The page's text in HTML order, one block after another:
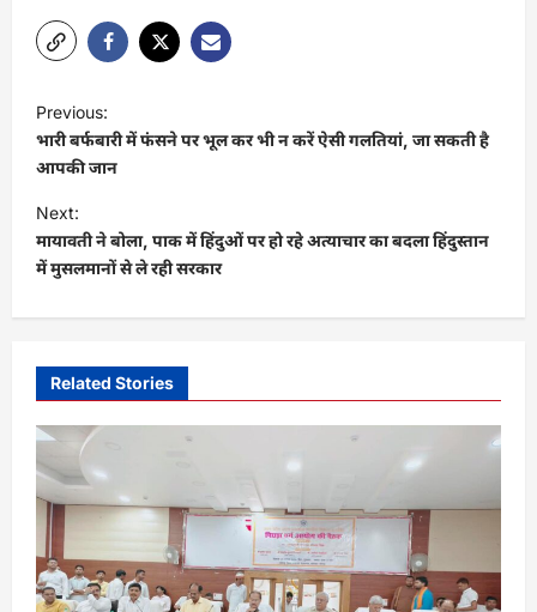
P
o
s
t
n
a
v
g
a
t
i
o
n
Previous:
भारी बर्फबारी में फंसने पर भूल कर भी न करें ऐसी गलतियां, जा सकती है
आपकी जान
Next:
मायावती ने बोला, पाक में हिंदुओं पर हो रहे अत्याचार का बदला हिंदुस्‍तान
में मुसलमानों से ले रही सरकार
Related Stories